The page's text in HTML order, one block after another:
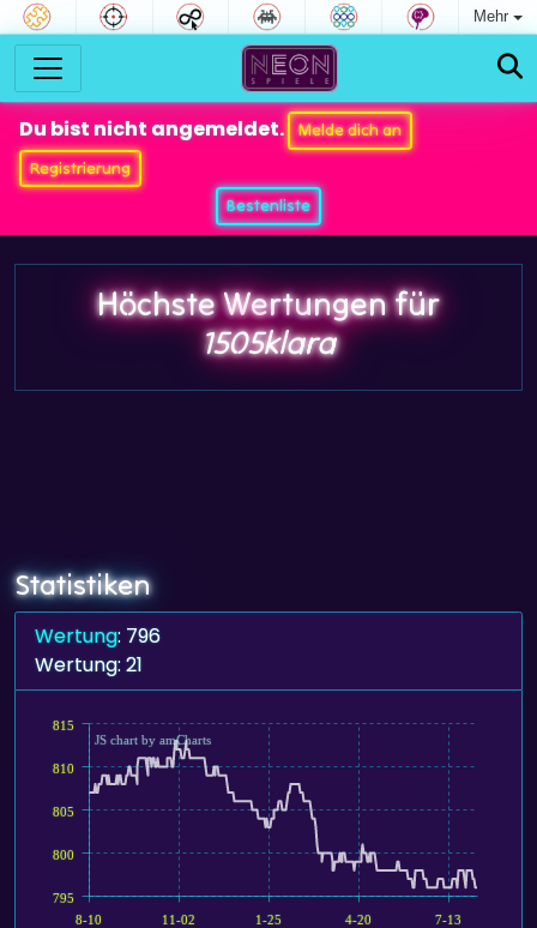
Mehr
Du bist nicht angemeldet.
Melde dich an
Registrierung
Bestenliste
Höchste Wertungen für
1505klara
Statistiken
Wertung: 796
Wertung: 21
8-10 11-02 1-25 4-20 7-13
795
800
805
810
815
JS chart by amCharts